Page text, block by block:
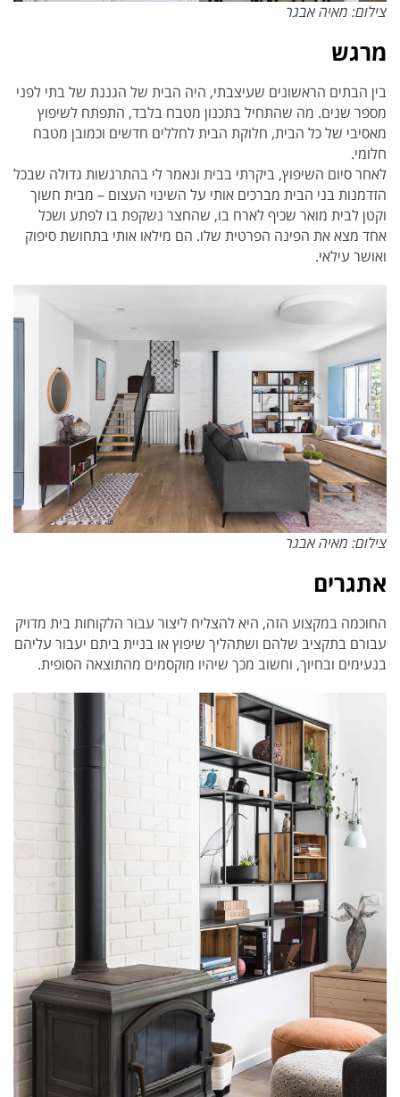
צילום: מאיה אבגר
מרגש
בין הבתים הראשונים שעיצבתי, היה הבית של הגננת של בתי לפני
מספר שנים. מה שהתחיל בתכנון מטבח בלבד, התפתח לשיפוץ
מאסיבי של כל הבית, חלוקת הבית לחללים חדשים וכמובן מטבח
חלומי.
לאחר סיום השיפוץ, ביקרתי בבית ונאמר לי בהתרגשות גדולה שבכל
הזדמנות בני הבית מברכים אותי על השינוי העצום – מבית חשוך
וקטן לבית מואר שכיף לארח בו, שהחצר נשקפת בו לפתע ושכל
אחד מצא את הפינה הפרטית שלו. הם מילאו אותי בתחושת סיפוק
ואושר עילאי.
צילום: מאיה אבגר
אתגרים
החוכמה במקצוע הזה, היא להצליח ליצור עבור הלקוחות בית מדויק
עבורם בתקציב שלהם ושתהליך שיפוץ או בניית ביתם יעבור עליהם
בנעימים ובחיוך, וחשוב מכך שיהיו מוקסמים מהתוצאה הסופית.